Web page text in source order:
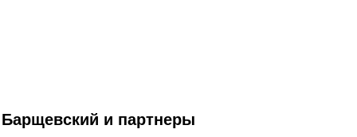
Барщевский и партнеры